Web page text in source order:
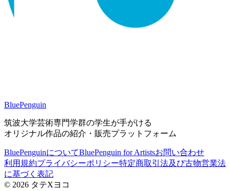
BluePenguin
筑波大学芸術専門学群の学生が手がける
オリジナル作品の紹介・販売プラットフォーム
BluePenguinについてBluePenguin for Artistsお問い合わせ
利用規約プライバシーポリシー特定商取引法及び古物営業法
に基づく表記
© 2026 タテXヨコ